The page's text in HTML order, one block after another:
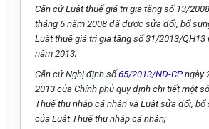
Căn cứ Luật thuế giá trị gia tăng số 13/
tháng 6 năm 2008 đã được sửa đổi, bổ
Luật thuế giá trị gia tăng số 31/2013/QH13
năm 2013;
Căn cứ Nghị định số65/2013/NĐ-CP ngày
2013 của Chính phủ quy định chi tiết một
Thuế thu nhập cá nhân và Luật sửa đổi,
của Luật Thuế thu nhập cá nhân;